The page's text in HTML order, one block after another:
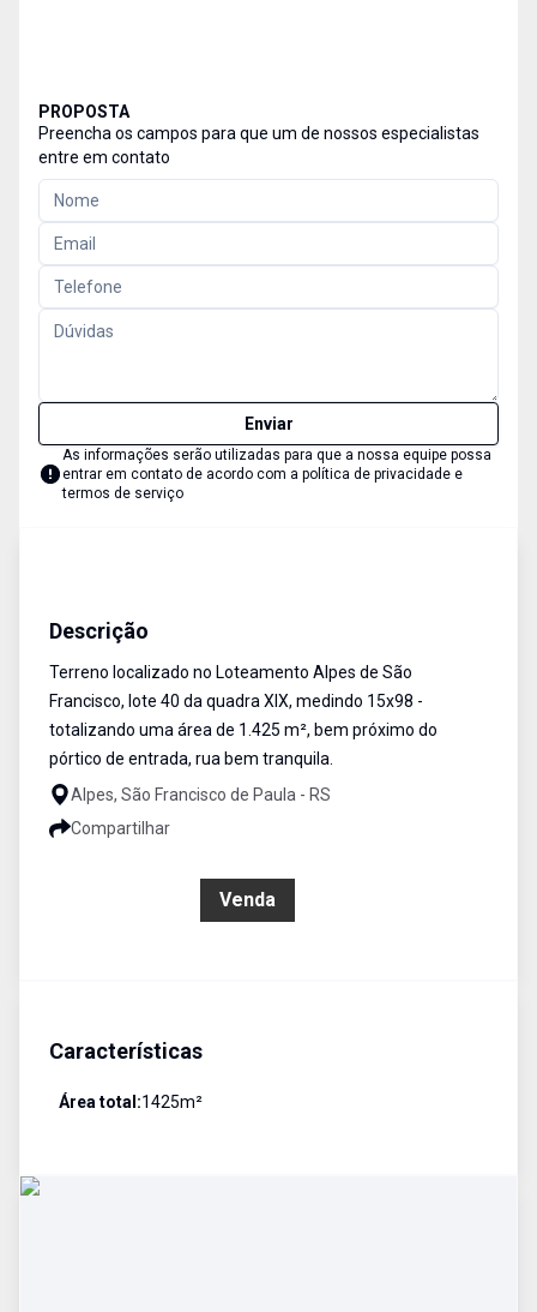
PROPOSTA
Preencha os campos para que um de nossos especialistas
entre em contato
Enviar
As informações serão utilizadas para que a nossa equipe possa
entrar em contato de acordo com a política de privacidade e
termos de serviço
Descrição
Terreno localizado no Loteamento Alpes de São
Francisco, lote 40 da quadra XIX, medindo 15x98 -
totalizando uma área de 1.425 m², bem próximo do
pórtico de entrada, rua bem tranquila.
Alpes, São Francisco de Paula - RS
Compartilhar
Venda
Características
Área total:1425m²